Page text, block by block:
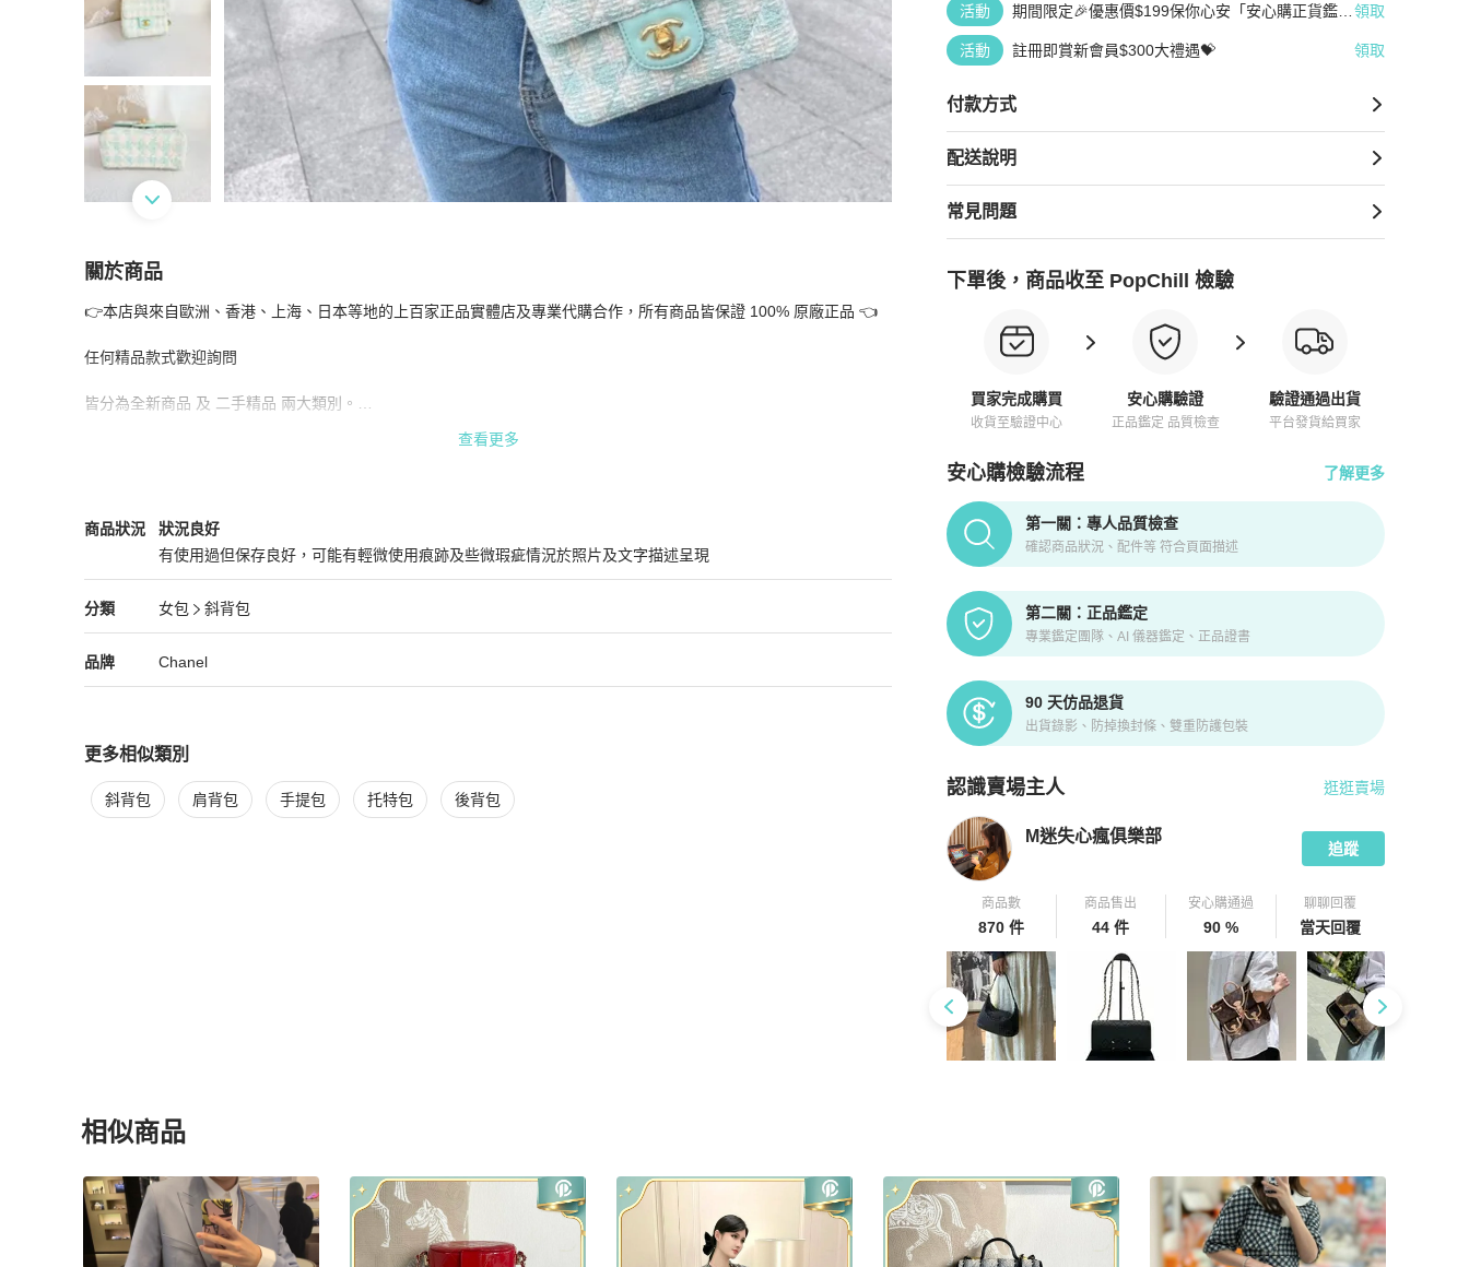
活動
期間限定🎉優惠價$199保你心安「安心購正貨鑑
領取
活動 註冊即賞新會員$300大禮遇💝 領取
付款方式
配送說明
常見問題
下單後，商品收至 PopChill 檢驗
買家完成購買
收貨至驗證中心
安心購驗證
正品鑑定 品質檢查
驗證通過出貨
平台發貨給買家
安心購檢驗流程 了解更多
PopChill拍拍圈正品驗證、安心購檢驗流程介紹
第一關：專人品質檢查
確認商品狀況、配件等 符合頁面描述
第二關：正品鑑定
專業鑑定團隊、AI 儀器鑑定、正品證書
90 天仿品退貨
出貨錄影、防掉換封條、雙重防護包裝
認識賣場主人
PopChill 拍拍圈嚴選賣家
逛逛賣場
M迷失心瘋俱樂部
追蹤
商品數
870 件
商品售出
44 件
安心購通過
90 %
聊聊回覆
當天回覆
關於商品
關於Chanel毛呢粗花款手柄盒子包 芯片款 白拼綠色 金扣16*14*7 9新 配件塵袋商品詳情與購買須知
👉本店與來自歐洲、香港、上海、日本等地的上百家正品實體店及專業代購合作，所有商品皆保證 100% 原廠正品 👈
任何精品款式歡迎詢問
皆分為全新商品 及 二手精品 兩大類別。
📌 下單前請務必確認：
✔ 商品是否仍有庫存
再次感謝您的配合與體諒 🙏
💳 支援 零卡分期付款，歡迎隨時私訊洽詢！
查看更多
商品狀況
Chanel女包商品狀態與細節
狀況良好
有使用過但保存良好，可能有輕微使用痕跡及些微瑕疵情況於照片及文字描述呈現
狀況良好
分類
Chanel 女包分類資訊
女包
斜背包
女包/斜背包推薦
品牌
Chanel 精品女包品牌介紹
Chanel
Chanel 推薦清單
更多相似類別
更多Chanel 女包相似商品推薦
斜背包 肩背包 手提包 托特包 後背包
相似商品
更多相似Chanel女包推薦精品